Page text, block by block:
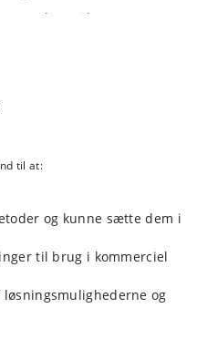
deres viden om
og lærer at udvikle kreative
vifte af problemstillinger. Der
metoder kan bruges med
produktionsorganisme. Dette
metoder/værktøjer, der bruges,
vil spille en central rolle i kurset
af relevansen af disse både i
kan være inden for
af stammer til produktion af
bekæmpelse samt
virksomheder til at give
til at løse de udfordringer
til at:
og kunne sætte dem i
til brug i kommerciel
og